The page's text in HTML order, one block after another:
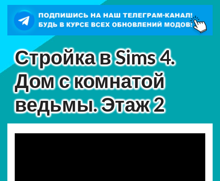
Стройка в Sims 4.
Дом с комнатой
ведьмы. Этаж 2